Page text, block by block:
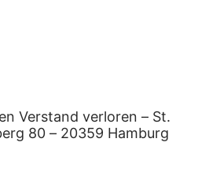
Verstand verloren – St.
80 – 20359 Hamburg